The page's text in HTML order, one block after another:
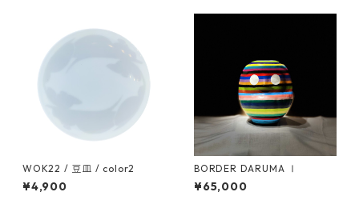
WOK22 / 豆皿 / color2
¥4,900
BORDER DARUMA Ⅰ
¥65,000